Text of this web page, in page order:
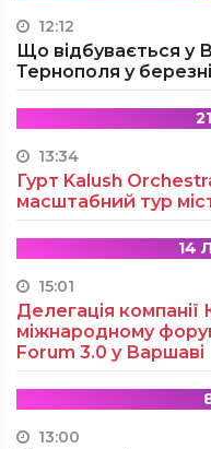
12:12
Що відбувається у
Тернополя у
13:34
Гурт Kalush
масштабний тур
14
15:01
Делегація
міжнародному
Forum 3.0 у Варшаві
13:00